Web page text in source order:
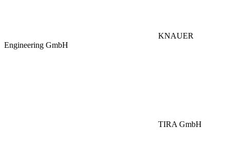
KNAUER
Engineering GmbH
TIRA GmbH